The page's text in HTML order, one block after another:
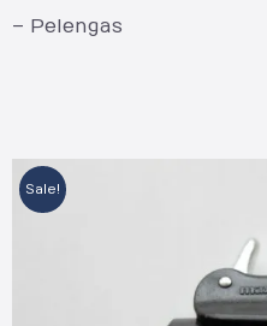
– Pelengas
Sale!